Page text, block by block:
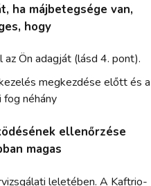
ha májbetegsége van,
hogy
Ön adagját (lásd 4. pont).
megkezdése előtt és a
néhány
ellenőrzése
magas
leletében. A Kaftrio-